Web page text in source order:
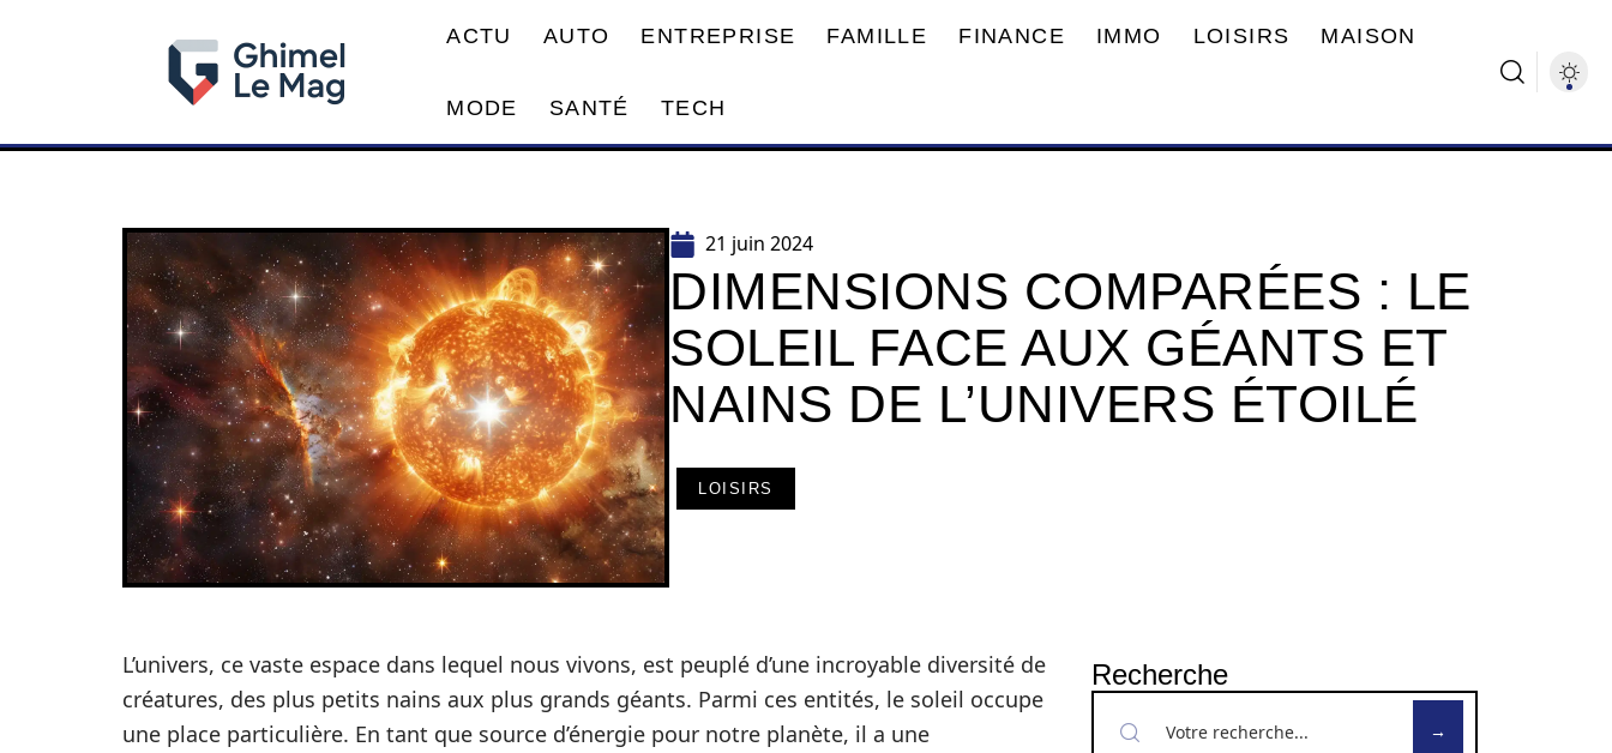
ACTU AUTO ENTREPRISE FAMILLE FINANCE IMMO LOISIRS MAISON
MODE SANTÉ TECH
21 juin 2024
DIMENSIONS COMPARÉES : LE
SOLEIL FACE AUX GÉANTS ET
NAINS DE L’UNIVERS ÉTOILÉ
LOISIRS
L’univers, ce vaste espace dans lequel nous vivons, est peuplé d’une incroyable diversité de
créatures, des plus petits nains aux plus grands géants. Parmi ces entités, le soleil occupe
une place particulière. En tant que source d’énergie pour notre planète, il a une
Recherche